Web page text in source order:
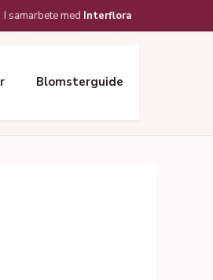
I samarbete med Interflora
Blomsterguide